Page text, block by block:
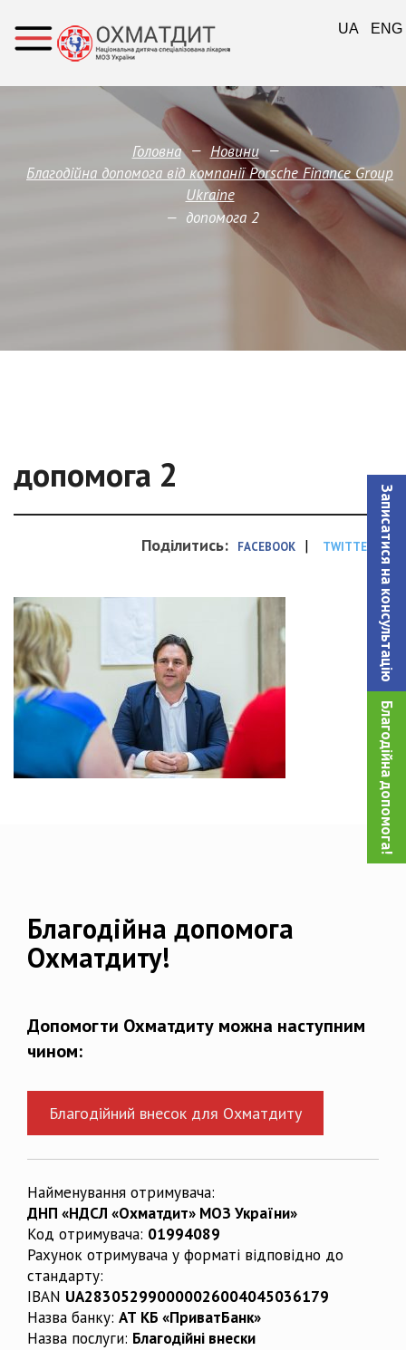
Записатися на консультацiю
Благодійна допомога!
Головна — Новини —
Благодійна допомога від компанії Porsche Finance Group
Ukraine
— допомога 2
допомога 2
Поділитись: FACEBOOK | TWITTER
Благодійна допомога
Охматдиту!
Допомогти Охматдиту можна наступним
чином:
Благодійний внесок для Охматдиту
Найменування отримувача:
ДНП «НДСЛ «Охматдит» МОЗ України»
Код отримувача: 01994089
Рахунок отримувача у форматі відповідно до
стандарту:
IBAN UA283052990000026004045036179
Назва банку: АТ КБ «ПриватБанк»
Назва послуги: Благодійні внески
UA ENG